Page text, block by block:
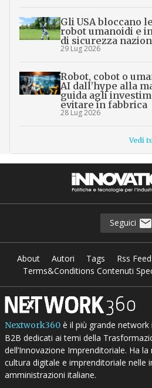
Gli USA bloccano
robot umanoidi e
di sicurezza
29 Lug 2026
Robot, cobot o
AI dall’hype alla
guida agli
evitare in fabbrica
28 Lug 2026
Vedi
Seguici
About Autori Tags Rss Feed
Terms&Conditions Contenuti
Nextwork360è il più grande network
B2B dedicati ai temi della
dell’Innovazione Imprenditoriale. Ha
cultura digitale e imprenditoriale nelle
amministrazioni italiane.